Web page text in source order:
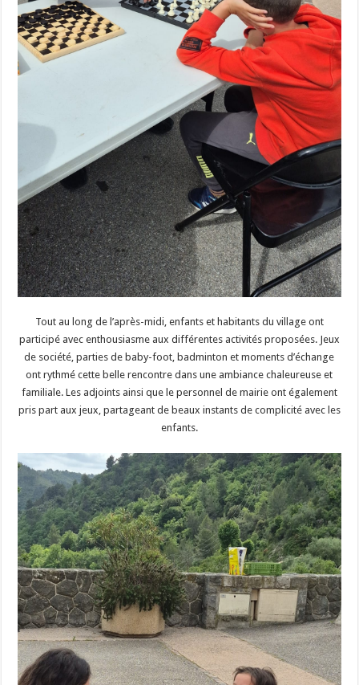
Tout au long de l’après-midi, enfants et habitants du village ont
participé avec enthousiasme aux différentes activités proposées. Jeux
de société, parties de baby-foot, badminton et moments d’échange
ont rythmé cette belle rencontre dans une ambiance chaleureuse et
familiale. Les adjoints ainsi que le personnel de mairie ont également
pris part aux jeux, partageant de beaux instants de complicité avec les
enfants.